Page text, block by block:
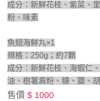
成分：新鮮花枝、紫菜、
粉、味素
魚翅海鮮丸×1
規格：250g；約7顆
成分：新鮮花枝、海蝦仁
油、樹薯澱粉、糖、鹽、
售價 $ 1000